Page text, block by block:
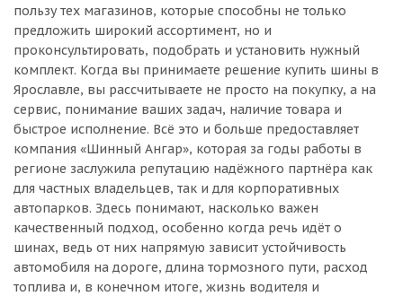
пользу тех магазинов, которые способны не только
предложить широкий ассортимент, но и
проконсультировать, подобрать и установить нужный
комплект. Когда вы принимаете решение купить шины в
Ярославле, вы рассчитываете не просто на покупку, а на
сервис, понимание ваших задач, наличие товара и
быстрое исполнение. Всё это и больше предоставляет
компания «Шинный Ангар», которая за годы работы в
регионе заслужила репутацию надёжного партнёра как
для частных владельцев, так и для корпоративных
автопарков. Здесь понимают, насколько важен
качественный подход, особенно когда речь идёт о
шинах, ведь от них напрямую зависит устойчивость
автомобиля на дороге, длина тормозного пути, расход
топлива и, в конечном итоге, жизнь водителя и